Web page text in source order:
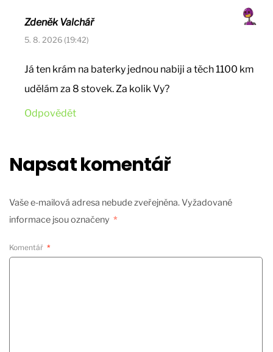
Zdeněk Valchář
5. 8. 2026 (19:42)
Já ten krám na baterky jednou nabiji a těch 1100 km
udělám za 8 stovek. Za kolik Vy?
Odpovědět
Napsat komentář
Vaše e-mailová adresa nebude zveřejněna.Vyžadované
informace jsou označeny *
Komentář *